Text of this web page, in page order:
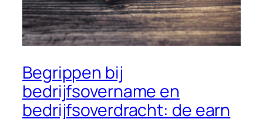
Begrippen bij
bedrijfsovername en
bedrijfsoverdracht: de earn